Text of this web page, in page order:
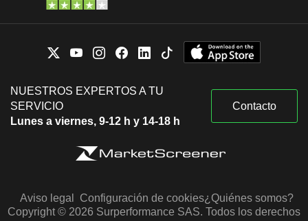
NUESTROS EXPERTOS A TU
SERVICIO
Lunes a viernes, 9-12 h y 14-18 h
Contacto
Aviso legal Configuración de cookies¿Quiénes somos?
Copyright © 2026 Surperformance SAS. Todos los derechos